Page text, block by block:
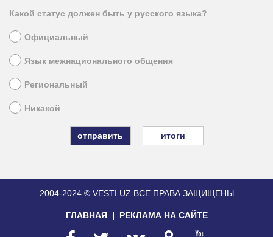
Какой статус должен быть у русского языка?
Официальный
Язык межнационального общения
Региональный
Никакой
итоги
2004-2024 © VESTI.UZ ВСЕ ПРАВА ЗАЩИЩЕНЫ
ГЛАВНАЯ РЕКЛАМА НА САЙТЕ